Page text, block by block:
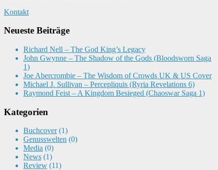
Kontakt
Neueste Beiträge
Richard Nell – The God King’s Legacy
John Gwynne – The Shadow of the Gods (Bloodsworn Saga
1)
Joe Abercrombie – The Wisdom of Crowds UK & US Cover
Michael J. Sullivan – Percepliquis (Ryria Revelations 6)
Raymond Feist – A Kingdom Besieged (Chaoswar Saga 1)
Kategorien
Buchcover(1)
Genusswelten (0)
Media (0)
News (1)
Review (11)